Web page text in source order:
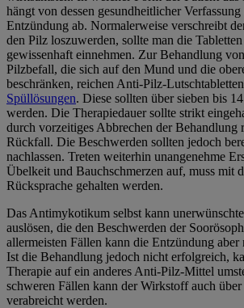
hängt von dessen gesundheitlicher
Entzündung ab. Normalerweise verschreibt
den Pilz loszuwerden, sollte man die
gewissenhaft einnehmen. Zur Behandlung
Pilzbefall, die sich auf den Mund und die
beschränken, reichen Anti-Pilz-
Spüllösungen. Diese sollten über sieben bis
werden. Die Therapiedauer sollte strikt
durch vorzeitiges Abbrechen der Behandlung
Rückfall. Die Beschwerden sollten jedoch
nachlassen. Treten weiterhin unangenehme
Übelkeit und Bauchschmerzen auf, muss mit
Rücksprache gehalten werden.
Das Antimykotikum selbst kann
auslösen, die den Beschwerden der
allermeisten Fällen kann die Entzündung aber
Ist die Behandlung jedoch nicht erfolgreich,
Therapie auf ein anderes Anti-Pilz-Mittel
schweren Fällen kann der Wirkstoff auch über
verabreicht werden.